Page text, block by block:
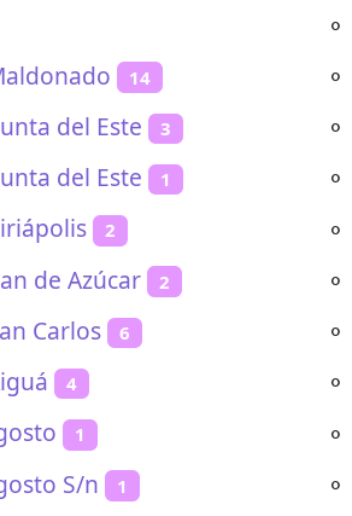
14
del Este 3
del Este 1
2
de Azúcar 2
Carlos 6
4
1
S/n 1
⚬
⚬
⚬
⚬
⚬
⚬
⚬
⚬
⚬
⚬